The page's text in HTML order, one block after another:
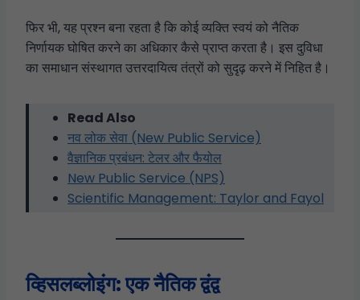
फिर भी, यह प्रश्न बना रहता है कि कोई व्यक्ति स्वयं को नैतिक
निर्णायक घोषित करने का अधिकार कैसे प्राप्त करता है। इस दुविधा
का समाधान संस्थागत उत्तरदायित्व तंत्रों को सुदृढ़ करने में निहित है।
Read Also
नव लोक सेवा (New Public Service)
वैज्ञानिक प्रबंधन: टेलर और फैयोल
New Public Service (NPS)
Scientific Management: Taylor and Fayol
व्हिसलब्लोइंग: एक नैतिक द्वंद्व